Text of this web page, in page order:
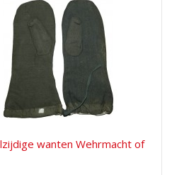
wanten Wehrmacht of